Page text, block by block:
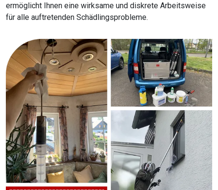
ermöglicht Ihnen eine wirksame und diskrete Arbeitsweise
für alle auftretenden Schädlingsprobleme.